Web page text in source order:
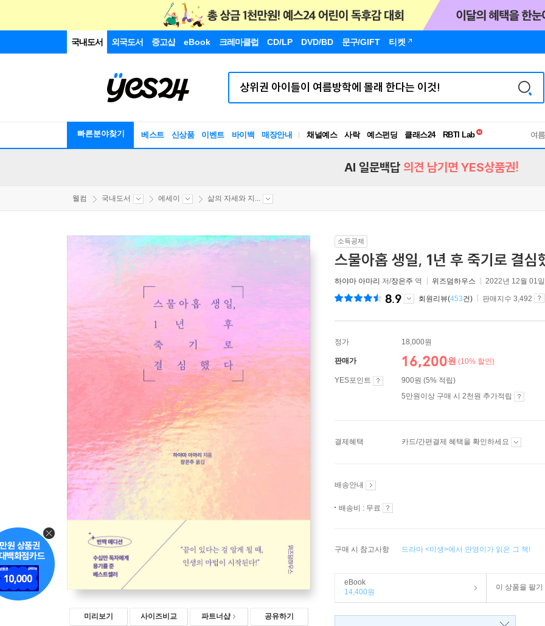
국내도서 외국도서 중고샵 eBook 크레마클럽 CD/LP DVD/BD 문구/GIFT 티켓
빠른분야찾기 베스트 신상품 이벤트 바이백 매장안내 채널예스 사락 예스펀딩 클래스24
독서유형검사
여
AI 일문백답 의견 남기면 YES상품권!
웰컴 국내도서 에세이 삶의 자세와 지...
미리보기 사이즈비교 파트너샵 공유하기
소득공제
스물아홉 생일, 1년 후 죽기로 결심
하야마 아마리 저/장은주 역 위즈덤하우스 2022년 12월 01일
8.9 회원리뷰(453건) 판매지수 3,492
정가 18,000원
판매가 16,200원 (10% 할인)
YES포인트
900원 (5% 적립)
5만원이상 구매 시 2천원 추가적립
결제혜택 카드/간편결제 혜택을 확인하세요
배송안내
배송비 : 무료
구매 시 참고사항 드라마 <미생>에서 안영이가 읽은 그 책!
eBook
14,400원
이 상품을 팔기